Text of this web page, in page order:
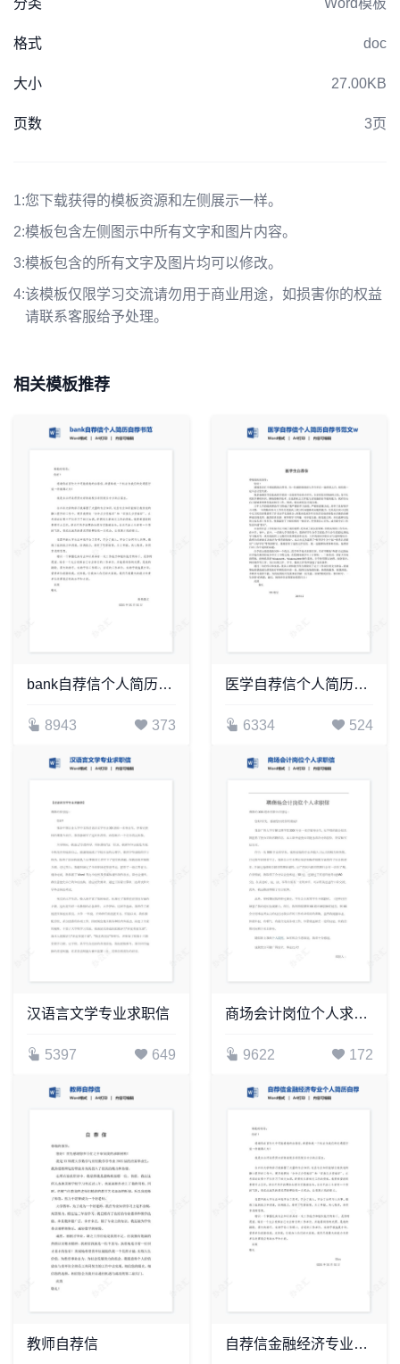
分类 Word模板
格式 doc
大小 27.00KB
页数 3页
1:您下载获得的模板资源和左侧展示一样。
2:模板包含左侧图示中所有文字和图片内容。
3:模板包含的所有文字及图片均可以修改。
4:该模板仅限学习交流请勿用于商业用途，如损害你的权益
请联系客服给予处理。
相关模板推荐
bank自荐信个人简历自荐书范文word模板
8943 373
医学自荐信个人简历自荐书范文word模板
6334 524
汉语言文学专业求职信
5397 649
商场会计岗位个人求职信
9622 172
教师自荐信 自荐信金融经济专业个人简历自荐书范文word模板